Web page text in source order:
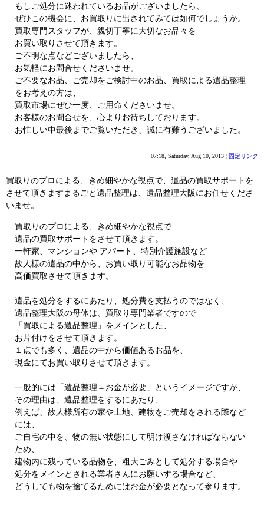
もしご処分に迷われているお品がございましたら、
ぜひこの機会に、お買取りに出されてみては如何でしょうか。
買取専門スタッフが、親切丁寧に大切なお品々を
お買い取りさせて頂きます。
ご不明な点などございましたら、
お気軽にお問合せくださいませ。
ご不要なお品、ご売却をご検討中のお品、買取による遺品整理
をお考えの方は、
買取市場にぜひ一度、ご用命くださいませ。
お客様のお問合せを、心よりお待ちしております。
お忙しい中最後までご覧いただき、誠に有難うございました。
07:18, Saturday, Aug 10, 2013 ¦ 固定リンク
買取りのプロによる、きめ細やかな視点で、遺品の買取サポートを
させて頂きますまるごと遺品整理は、遺品整理大阪にお任せくださ
いませ。
買取りのプロによる、きめ細やかな視点で
遺品の買取サポートをさせて頂きます。
一軒家、マンションや アパート、特別介護施設など
故人様の遺品の中から、お買い取り可能なお品物を
高価買取させて頂きます。
遺品を処分をするにあたり、処分費を支払うのではなく、
遺品整理大阪の母体は、買取り専門業者ですので
「買取による遺品整理」をメインとした、
お片付けをさせて頂きます。
１点でも多く、遺品の中から価値あるお品を、
現金にてお買い取りさせて頂きます。
一般的には「遺品整理＝お金が必要」というイメージですが、
その理由は、遺品整理をするにあたり、
例えば、故人様所有の家や土地、建物をご売却をされる際など
には、
ご自宅の中を、物の無い状態にして明け渡さなければならない
ため、
建物内に残っている品物を、粗大ごみとして処分する場合や
処分をメインとされる業者さんにお願いする場合など、
どうしても物を捨てるためにはお金が必要となって参ります。